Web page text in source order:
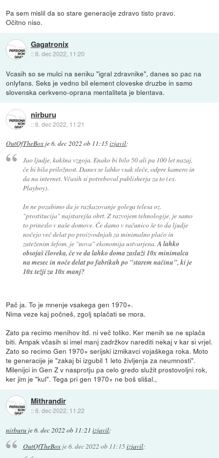
Pa sem mislil da so stare generacije zdravo tisto pravo.
Očitno niso.
Gagatronix
::6. dec 2022, 11:20
Vcasih so se mulci na seniku "igral zdravnike", danes so pac na
onlyfans. Seks je vedno bil element cloveske druzbe in samo
slovenska cerkveno-oprana mentaliteta je blentava.
nirburu
::6. dec 2022, 11:21
OutOfTheBox je6. dec 2022 ob 11:15izjavil:
Jao ljudje, kakšna vzgoja. Enako bi bilo 50 ali pa 100 let nazaj,
če bi bila priložnost. Danes se lahko vsak sleče, odpre kamero in
da na internet. Včasih si potreboval publisherja za to (ex.
Playboy).
In ne pozabimo da je razkazovanje golega telesa oz.
"prostitucija" najstarejša obrt. Z razvojem tehnologije, je samo
to prineslo v naše domove. Če damo v računico še to da ljudje
nočejo več delat po proizvodnjah za minimalno plačo in
zateženim šefom, je "nova" ekonomija ustvarjena. A lahko
obsojaš človeka, če ve da lahko doma zasluži 10x minimalca
na mesec in noče delat po fabrikah po "starem načinu", ki je
10x težji za 10x manj?
Pač ja. To je mnenje vsakega gen 1970+.
Nima veze kaj počneš, zgolj splačati se mora.
Zato pa recimo menihov itd. ni več toliko. Ker menih se ne splača
biti. Ampak včasih si imel manj zadržkov narediti nekaj v kar si vrjel.
Zato so recimo Gen 1970+ serijski izmikavci vojaškega roka. Moto
te generacije je "zakaj bi izgubil 1 leto življenja za neumnosti".
Milenijci in Gen Z v nasprotju pa celo gredo služit prostovoljni rok,
ker jim je "kul". Tega pri gen 1970+ ne boš slišal.,
Mithrandir
::6. dec 2022, 11:22
nirburu je6. dec 2022 ob 11:21 izjavil:
OutOfTheBoxje6. dec 2022 ob 11:15izjavil: